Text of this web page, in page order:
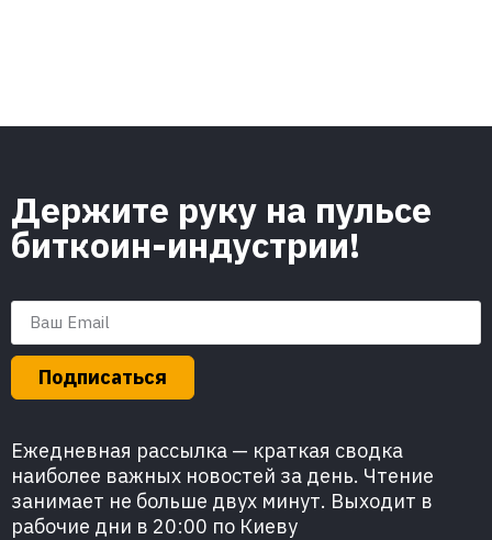
Держите руку на пульсе
биткоин-индустрии!
Подписаться
Ежедневная рассылка — краткая сводка
наиболее важных новостей за день. Чтение
занимает не больше двух минут. Выходит в
рабочие дни в 20:00 по Киеву